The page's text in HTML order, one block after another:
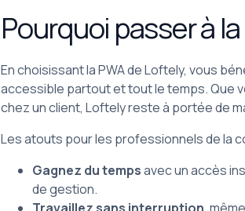
Pourquoi passer à la
En choisissant la PWA de Loftely, vous
accessible partout et tout le temps. Que
chez un client, Loftely reste à portée de
Les atouts pour les professionnels de la
Gagnez du tempsavec un accès
de gestion.